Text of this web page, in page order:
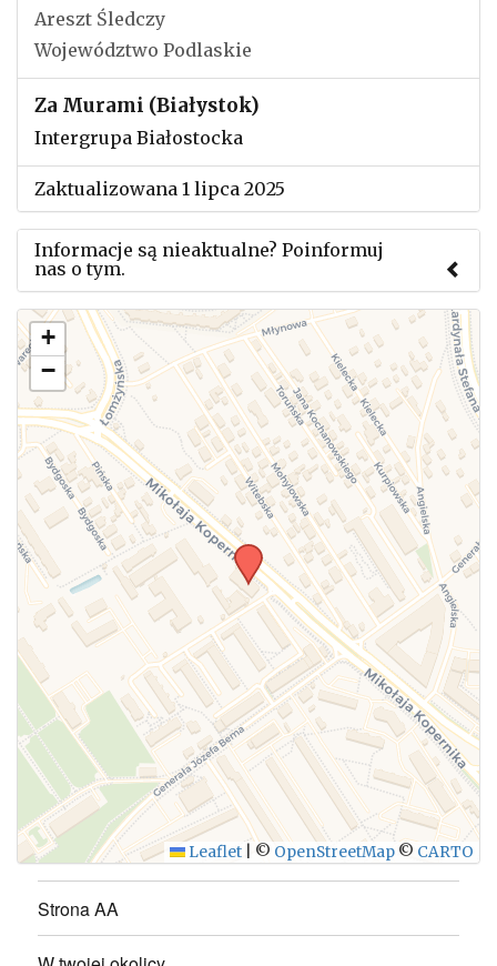
Areszt Śledczy
Województwo Podlaskie
Za Murami (Białystok)
Intergrupa Białostocka
Zaktualizowana 1 lipca 2025
Informacje są nieaktualne? Poinformuj
nas o tym.
Użyj tego formularza aby przesłać informację o
zmianach w powyższym mityngu.
WYŚLIJ
+
−
Leaflet © OpenStreetMap © CARTO
Strona AA